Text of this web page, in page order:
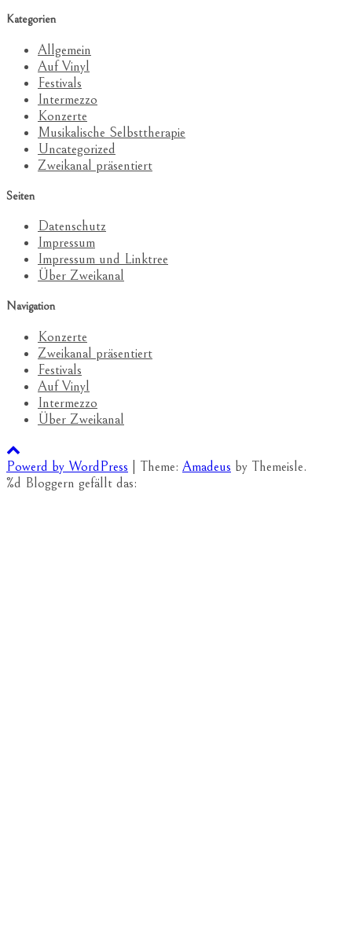
Kategorien
Allgemein
Auf Vinyl
Festivals
Intermezzo
Konzerte
Musikalische Selbsttherapie
Uncategorized
Zweikanal präsentiert
Seiten
Datenschutz
Impressum
Impressum und Linktree
Über Zweikanal
Navigation
Konzerte
Zweikanal präsentiert
Festivals
Auf Vinyl
Intermezzo
Über Zweikanal
Powerd by WordPress Theme: Amadeus by Themeisle.
%d Bloggern gefällt das: